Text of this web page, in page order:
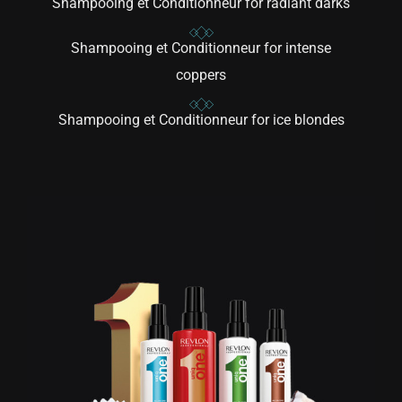
Shampooing et Conditionneur for intense
coppers
Shampooing et Conditionneur for ice blondes